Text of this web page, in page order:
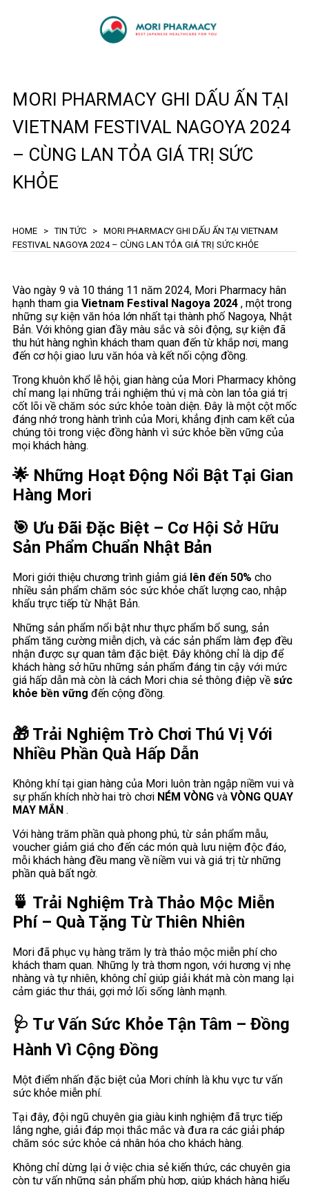
MORI PHARMACY GHI DẤU ẤN TẠI
VIETNAM FESTIVAL NAGOYA 2024
– CÙNG LAN TỎA GIÁ TRỊ SỨC
KHỎE
HOME > TIN TỨC > MORI PHARMACY GHI DẤU ẤN TẠI VIETNAM
FESTIVAL NAGOYA 2024 – CÙNG LAN TỎA GIÁ TRỊ SỨC KHỎE
Vào ngày 9 và 10 tháng 11 năm 2024, Mori Pharmacy hân
hạnh tham gia Vietnam Festival Nagoya 2024 , một trong
những sự kiện văn hóa lớn nhất tại thành phố Nagoya, Nhật
Bản. Với không gian đầy màu sắc và sôi động, sự kiện đã
thu hút hàng nghìn khách tham quan đến từ khắp nơi, mang
đến cơ hội giao lưu văn hóa và kết nối cộng đồng.
Trong khuôn khổ lễ hội, gian hàng của Mori Pharmacy không
chỉ mang lại những trải nghiệm thú vị mà còn lan tỏa giá trị
cốt lõi về chăm sóc sức khỏe toàn diện. Đây là một cột mốc
đáng nhớ trong hành trình của Mori, khẳng định cam kết của
chúng tôi trong việc đồng hành vì sức khỏe bền vững của
mọi khách hàng.
🌟 Những Hoạt Động Nổi Bật Tại Gian
Hàng Mori
🎯 Ưu Đãi Đặc Biệt – Cơ Hội Sở Hữu
Sản Phẩm Chuẩn Nhật Bản
Mori giới thiệu chương trình giảm giá lên đến 50% cho
nhiều sản phẩm chăm sóc sức khỏe chất lượng cao, nhập
khẩu trực tiếp từ Nhật Bản.
Những sản phẩm nổi bật như thực phẩm bổ sung, sản
phẩm tăng cường miễn dịch, và các sản phẩm làm đẹp đều
nhận được sự quan tâm đặc biệt. Đây không chỉ là dịp để
khách hàng sở hữu những sản phẩm đáng tin cậy với mức
giá hấp dẫn mà còn là cách Mori chia sẻ thông điệp về sức
khỏe bền vững đến cộng đồng.
🎁 Trải Nghiệm Trò Chơi Thú Vị Với
Nhiều Phần Quà Hấp Dẫn
Không khí tại gian hàng của Mori luôn tràn ngập niềm vui và
sự phấn khích nhờ hai trò chơi NÉM VÒNG và VÒNG QUAY
MAY MẮN .
Với hàng trăm phần quà phong phú, từ sản phẩm mẫu,
voucher giảm giá cho đến các món quà lưu niệm độc đáo,
mỗi khách hàng đều mang về niềm vui và giá trị từ những
phần quà bất ngờ.
🍵 Trải Nghiệm Trà Thảo Mộc Miễn
Phí – Quà Tặng Từ Thiên Nhiên
Mori đã phục vụ hàng trăm ly trà thảo mộc miễn phí cho
khách tham quan. Những ly trà thơm ngon, với hương vị nhẹ
nhàng và tự nhiên, không chỉ giúp giải khát mà còn mang lại
cảm giác thư thái, gợi mở lối sống lành mạnh.
🩺 Tư Vấn Sức Khỏe Tận Tâm – Đồng
Hành Vì Cộng Đồng
Một điểm nhấn đặc biệt của Mori chính là khu vực tư vấn
sức khỏe miễn phí.
Tại đây, đội ngũ chuyên gia giàu kinh nghiệm đã trực tiếp
lắng nghe, giải đáp mọi thắc mắc và đưa ra các giải pháp
chăm sóc sức khỏe cá nhân hóa cho khách hàng.
Không chỉ dừng lại ở việc chia sẻ kiến thức, các chuyên gia
còn tư vấn những sản phẩm phù hợp, giúp khách hàng hiểu